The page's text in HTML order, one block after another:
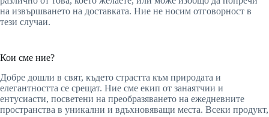
на извършването на доставката. Ние не носим отговорност в
тези случаи.
Кои сме ние?
Добре дошли в свят, където страстта към природата и
елегантността се срещат. Ние сме екип от занаятчии и
ентусиасти, посветени на преобразяването на ежедневните
пространства в уникални и вдъхновяващи места. Всеки продукт,